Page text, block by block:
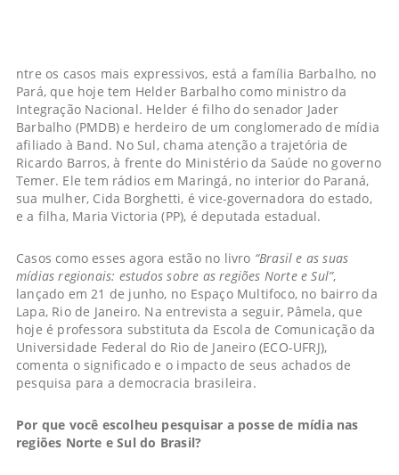
ntre os casos mais expressivos, está a família Barbalho, no
Pará, que hoje tem Helder Barbalho como ministro da
Integração Nacional. Helder é filho do senador Jader
Barbalho (PMDB) e herdeiro de um conglomerado de mídia
afiliado à Band. No Sul, chama atenção a trajetória de
Ricardo Barros, à frente do Ministério da Saúde no governo
Temer. Ele tem rádios em Maringá, no interior do Paraná,
sua mulher, Cida Borghetti, é vice-governadora do estado,
e a filha, Maria Victoria (PP), é deputada estadual.
Casos como esses agora estão no livro “Brasil e as suas
mídias regionais: estudos sobre as regiões Norte e Sul”,
lançado em 21 de junho, no Espaço Multifoco, no bairro da
Lapa, Rio de Janeiro. Na entrevista a seguir, Pâmela, que
hoje é professora substituta da Escola de Comunicação da
Universidade Federal do Rio de Janeiro (ECO-UFRJ),
comenta o significado e o impacto de seus achados de
pesquisa para a democracia brasileira.
Por que você escolheu pesquisar a posse de mídia nas
regiões Norte e Sul do Brasil?